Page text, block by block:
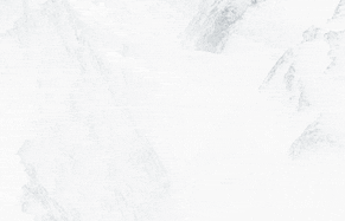
St. Jakob im Defereggental